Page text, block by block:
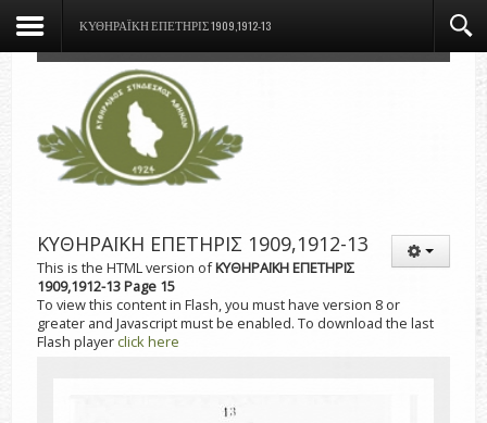
ΚΥΘΗΡΑΪΚΗ ΕΠΕΤΗΡΙΣ 1909,1912-13
ΚΥΘΗΡΑΪΚΗ ΕΠΕΤΗΡΙΣ 1909,1912-13
This is the HTML version ofΚΥΘΗΡΑΪΚΗ ΕΠΕΤΗΡΙΣ
1909,1912-13 Page 15
To view this content in Flash, you must have version 8 or
greater and Javascript must be enabled. To download the last
Flash player click here